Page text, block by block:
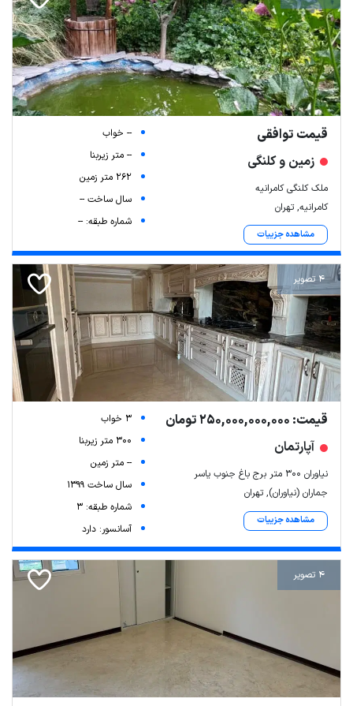
قیمت توافقی
زمین و کلنگی
ملک کلنگی کامرانیه
کامرانیه, تهران
مشاهده جزییات
-- خواب
-- متر زیربنا
262 متر زمین
سال ساخت --
شماره طبقه: --
4 تصویر
قیمت: 250,000,000,000 تومان
آپارتمان
نیاوران ۳۰۰ متر برج باغ جنوب یاسر
جماران (نیاوران), تهران
مشاهده جزییات
3 خواب
300 متر زیربنا
-- متر زمین
سال ساخت 1399
شماره طبقه: 3
آسانسور: دارد
4 تصویر